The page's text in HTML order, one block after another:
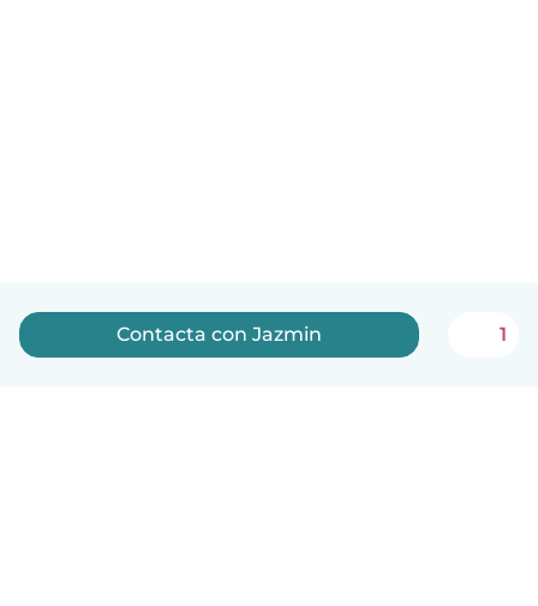
Contacta con Jazmin 1